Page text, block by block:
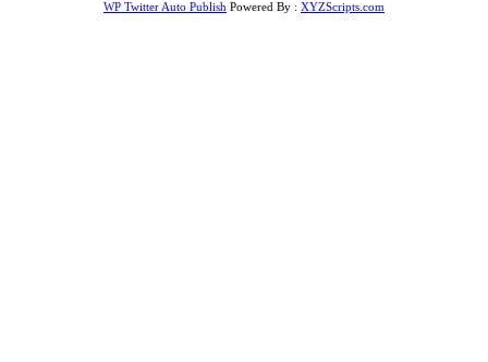
WP Twitter Auto Publish Powered By : XYZScripts.com